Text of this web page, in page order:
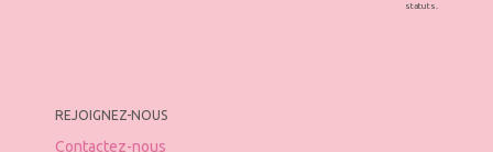
statuts.
REJOIGNEZ-NOUS
Contactez-nous